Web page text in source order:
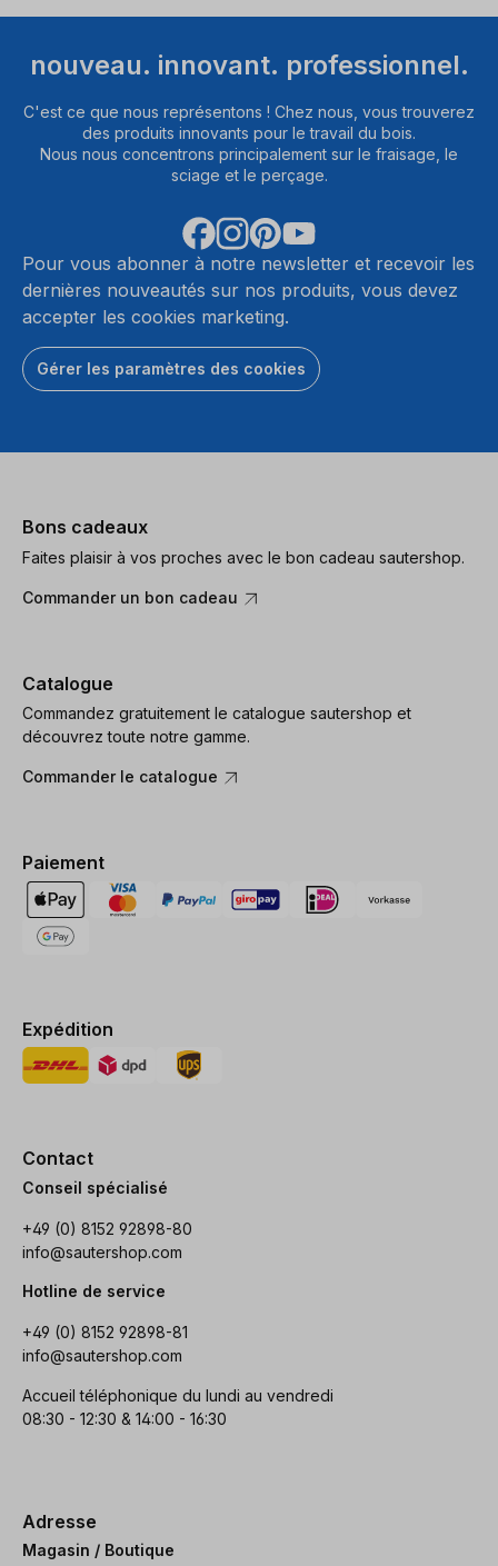
nouveau. innovant. professionnel.
C'est ce que nous représentons ! Chez nous, vous trouverez
des produits innovants pour le travail du bois.
Nous nous concentrons principalement sur le fraisage, le
sciage et le perçage.
Pour vous abonner à notre newsletter et recevoir les
dernières nouveautés sur nos produits, vous devez
accepter les cookies marketing.
Gérer les paramètres des cookies
Bons cadeaux
Faites plaisir à vos proches avec le bon cadeau sautershop.
Commander un bon cadeau
Catalogue
Commandez gratuitement le catalogue sautershop et
découvrez toute notre gamme.
Commander le catalogue
Paiement
Expédition
Contact
Conseil spécialisé
+49 (0) 8152 92898-80
info@sautershop.com
Hotline de service
+49 (0) 8152 92898-81
info@sautershop.com
Accueil téléphonique du lundi au vendredi
08:30 - 12:30 & 14:00 - 16:30
Adresse
Magasin / Boutique